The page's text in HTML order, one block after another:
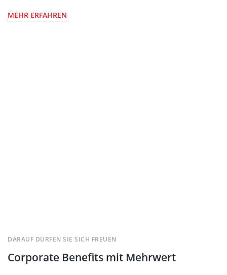
MEHR ERFAHREN
Corporate Benefits mit Mehrwert
DARAUF DÜRFEN SIE SICH FREUEN